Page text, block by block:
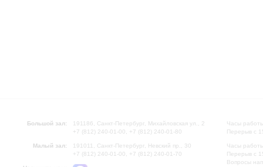
Большой зал:
191186, Санкт-Петербург, Михайловская ул., 2
+7 (812) 240-01-00, +7 (812) 240-01-80
Малый зал:
191011, Санкт-Петербург, Невский пр., 30
+7 (812) 240-01-00, +7 (812) 240-01-70
Часы
Перерыв с
Часы
Перерыв с
Вопросы